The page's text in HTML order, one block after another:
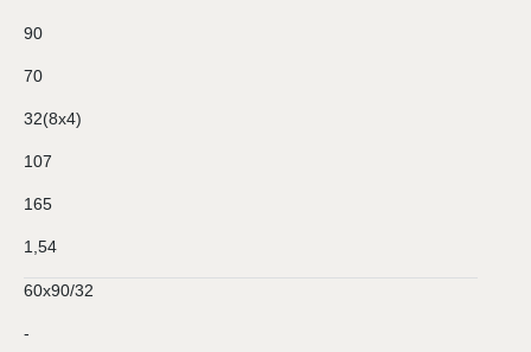
90
70
32(8х4)
107
165
1,54
60х90/32
-